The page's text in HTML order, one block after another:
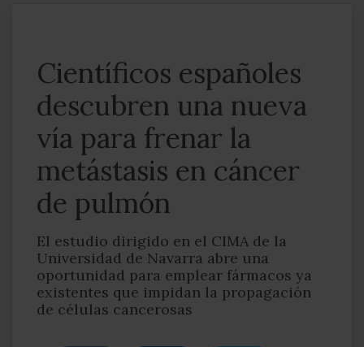
Científicos españoles
descubren una nueva
vía para frenar la
metástasis en cáncer
de pulmón
El estudio dirigido en el CIMA de la
Universidad de Navarra abre una
oportunidad para emplear fármacos ya
existentes que impidan la propagación
de células cancerosas